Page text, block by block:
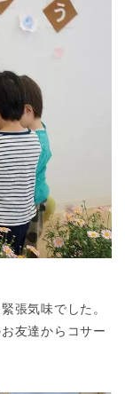
張気味でした。
友達からコサー